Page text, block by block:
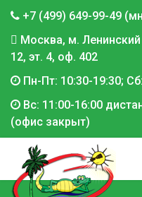
+7 (499) 649-99-49
Москва, м.
12, эт. 4, оф. 402
Пн-Пт: 10:30-19:30;
Вс: 11:00-16:00
(офис закрыт)